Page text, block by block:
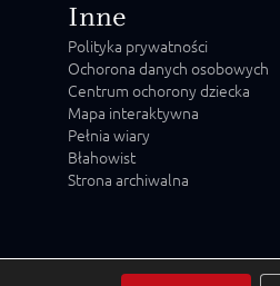
Inne
Polityka prywatności
Ochorona danych osobowych
Centrum ochorony dziecka
Mapa interaktywna
Pełnia wiary
Błahowist
Strona archiwalna